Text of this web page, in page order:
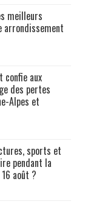
meilleurs
arrondissement
confie aux
des pertes
Alpes et
sports et
pendant la
août ?